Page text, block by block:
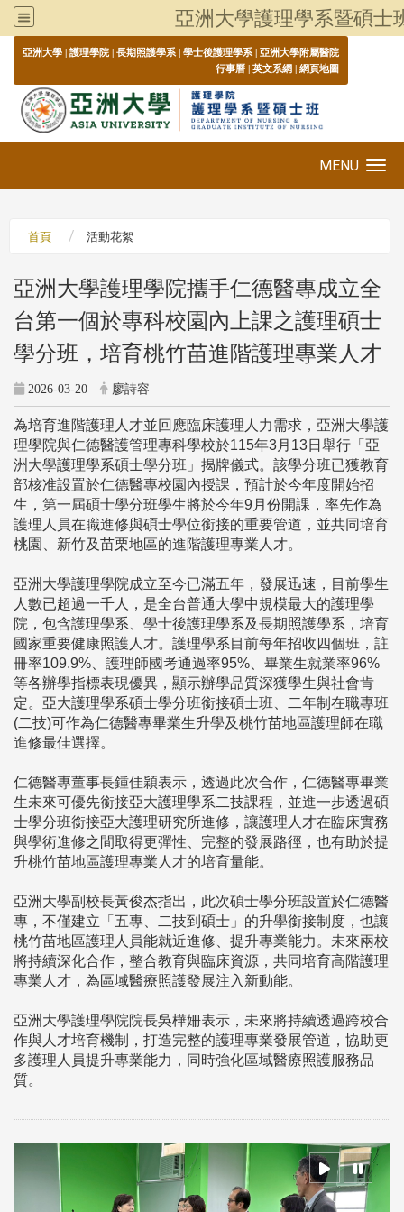
亞洲大學護理學系暨碩士
亞洲大學 | 護理學院 | 長期照護學系 | 學士後護理學系 | 亞洲大學附屬醫院
行事曆 | 英文系網 | 網頁地圖
MENU
首頁 活動花絮
亞洲大學護理學院攜手仁德醫專成立全
台第一個於專科校園內上課之護理碩士
學分班，培育桃竹苗進階護理專業人才
2026-03-20 廖詩容
為培育進階護理人才並回應臨床護理人力需求，亞洲大學護
理學院與仁德醫護管理專科學校於115年3月13日舉行「亞
洲大學護理學系碩士學分班」揭牌儀式。該學分班已獲教育
部核准設置於仁德醫專校園內授課，預計於今年度開始招
生，第一屆碩士學分班學生將於今年9月份開課，率先作為
護理人員在職進修與碩士學位銜接的重要管道，並共同培育
桃園、新竹及苗栗地區的進階護理專業人才。
亞洲大學護理學院成立至今已滿五年，發展迅速，目前學生
人數已超過一千人，是全台普通大學中規模最大的護理學
院，包含護理學系、學士後護理學系及長期照護學系，培育
國家重要健康照護人才。護理學系目前每年招收四個班，註
冊率109.9%、護理師國考通過率95%、畢業生就業率96%
等各辦學指標表現優異，顯示辦學品質深獲學生與社會肯
定。亞大護理學系碩士學分班銜接碩士班、二年制在職專班
(二技)可作為仁德醫專畢業生升學及桃竹苗地區護理師在職
進修最佳選擇。
仁德醫專董事長鍾佳穎表示，透過此次合作，仁德醫專畢業
生未來可優先銜接亞大護理學系二技課程，並進一步透過碩
士學分班銜接亞大護理研究所進修，讓護理人才在臨床實務
與學術進修之間取得更彈性、完整的發展路徑，也有助於提
升桃竹苗地區護理專業人才的培育量能。
亞洲大學副校長黃俊杰指出，此次碩士學分班設置於仁德醫
專，不僅建立「五專、二技到碩士」的升學銜接制度，也讓
桃竹苗地區護理人員能就近進修、提升專業能力。未來兩校
將持續深化合作，整合教育與臨床資源，共同培育高階護理
專業人才，為區域醫療照護發展注入新動能。
亞洲大學護理學院院長吳樺姍表示，未來將持續透過跨校合
作與人才培育機制，打造完整的護理專業發展管道，協助更
多護理人員提升專業能力，同時強化區域醫療照護服務品
質。